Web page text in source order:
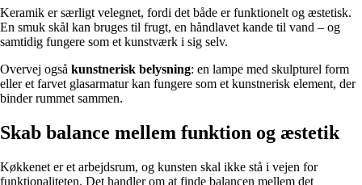
Keramik er særligt velegnet, fordi det både er funktionelt og æstetisk.
En smuk skål kan bruges til frugt, en håndlavet kande til vand – og
samtidig fungere som et kunstværk i sig selv.
Overvej også kunstnerisk belysning: en lampe med skulpturel form
eller et farvet glasarmatur kan fungere som et kunstnerisk element, der
binder rummet sammen.
Skab balance mellem funktion og æstetik
Køkkenet er et arbejdsrum, og kunsten skal ikke stå i vejen for
funktionaliteten. Det handler om at finde balancen mellem det